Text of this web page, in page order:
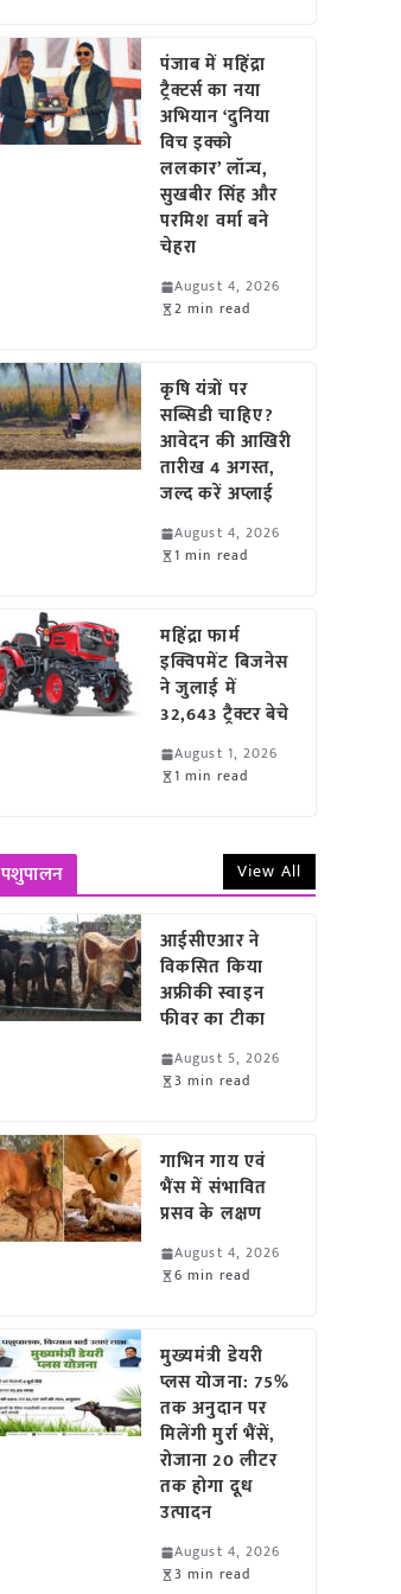
पंजाब में महिंद्रा
ट्रैक्टर्स का नया
अभियान ‘दुनिया
विच इक्को
ललकार’ लॉन्च,
सुखबीर सिंह और
परमिश वर्मा बने
चेहरा
August 4, 2026
2 min read
कृषि यंत्रों पर
सब्सिडी चाहिए?
आवेदन की आखिरी
तारीख 4 अगस्त,
जल्द करें अप्लाई
August 4, 2026
1 min read
महिंद्रा फार्म
इक्विपमेंट बिजनेस
ने जुलाई में
32,643 ट्रैक्टर बेचे
August 1, 2026
1 min read
पशुपालन View All
आईसीएआर ने
विकसित किया
अफ्रीकी स्वाइन
फीवर का टीका
August 5, 2026
3 min read
गाभिन गाय एवं
भैंस में संभावित
प्रसव के लक्षण
August 4, 2026
6 min read
मुख्यमंत्री डेयरी
प्लस योजना: 75%
तक अनुदान पर
मिलेंगी मुर्रा भैंसें,
रोजाना 20 लीटर
तक होगा दूध
उत्पादन
August 4, 2026
3 min read